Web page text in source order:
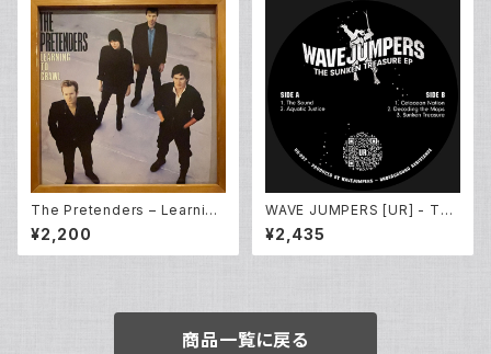
The Pretenders – Learning
To Crawl (LP)
¥2,200
WAVE JUMPERS [UR] - The
Sunken Treasure EP (12inc
h New)
¥2,435
商品一覧に戻る